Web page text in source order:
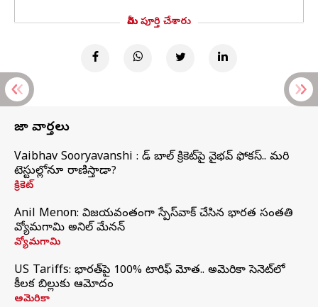
మీరు పూర్తి చేశారు
తాజా వార్తలు
Vaibhav Sooryavanshi : రెడ్ బాల్ క్రికెట్‌పై వైభవ్ ఫోకస్.. మరి
టెస్టుల్లోనూ రాణిస్తాడా?
క్రికెట్
Anil Menon: విజయవంతంగా స్పేస్‌వాక్‌ చేసిన భారత సంతతి
వ్యోమగామి అనిల్‌ మేనన్
వ్యోమగామి
US Tariffs: భారత్‌పై 100% టారిఫ్‌ మోత.. అమెరికా సెనెట్‌లో
కీలక బిల్లుకు ఆమోదం
అమెరికా